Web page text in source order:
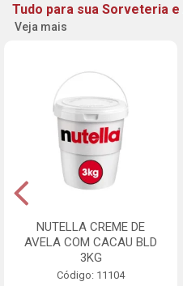
Tudo para sua Sorveteria
Veja mais
NUTELLA CREME DE
AVELA COM CACAU BLD
3KG
Código: 11104